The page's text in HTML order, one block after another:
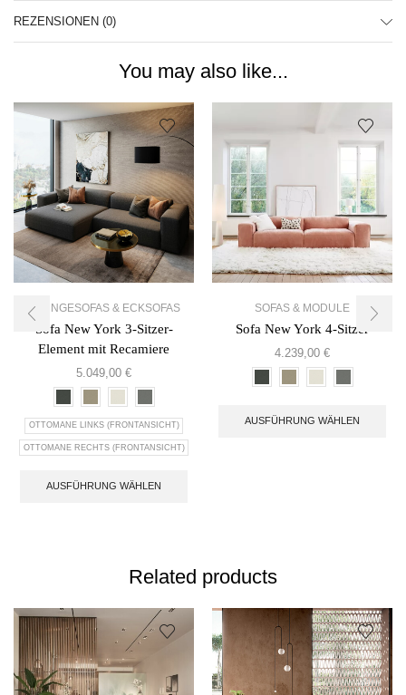
REZENSIONEN (0)
You may also like...
LOUNGESOFAS & ECKSOFAS
Sofa New York 3-Sitzer-
Element mit Recamiere
5.049,00 €
OTTOMANE LINKS (FRONTANSICHT)
OTTOMANE RECHTS (FRONTANSICHT)
AUSFÜHRUNG WÄHLEN
SOFAS & MODULE
Sofa New York 4-Sitzer
4.239,00 €
AUSFÜHRUNG WÄHLEN
Related products